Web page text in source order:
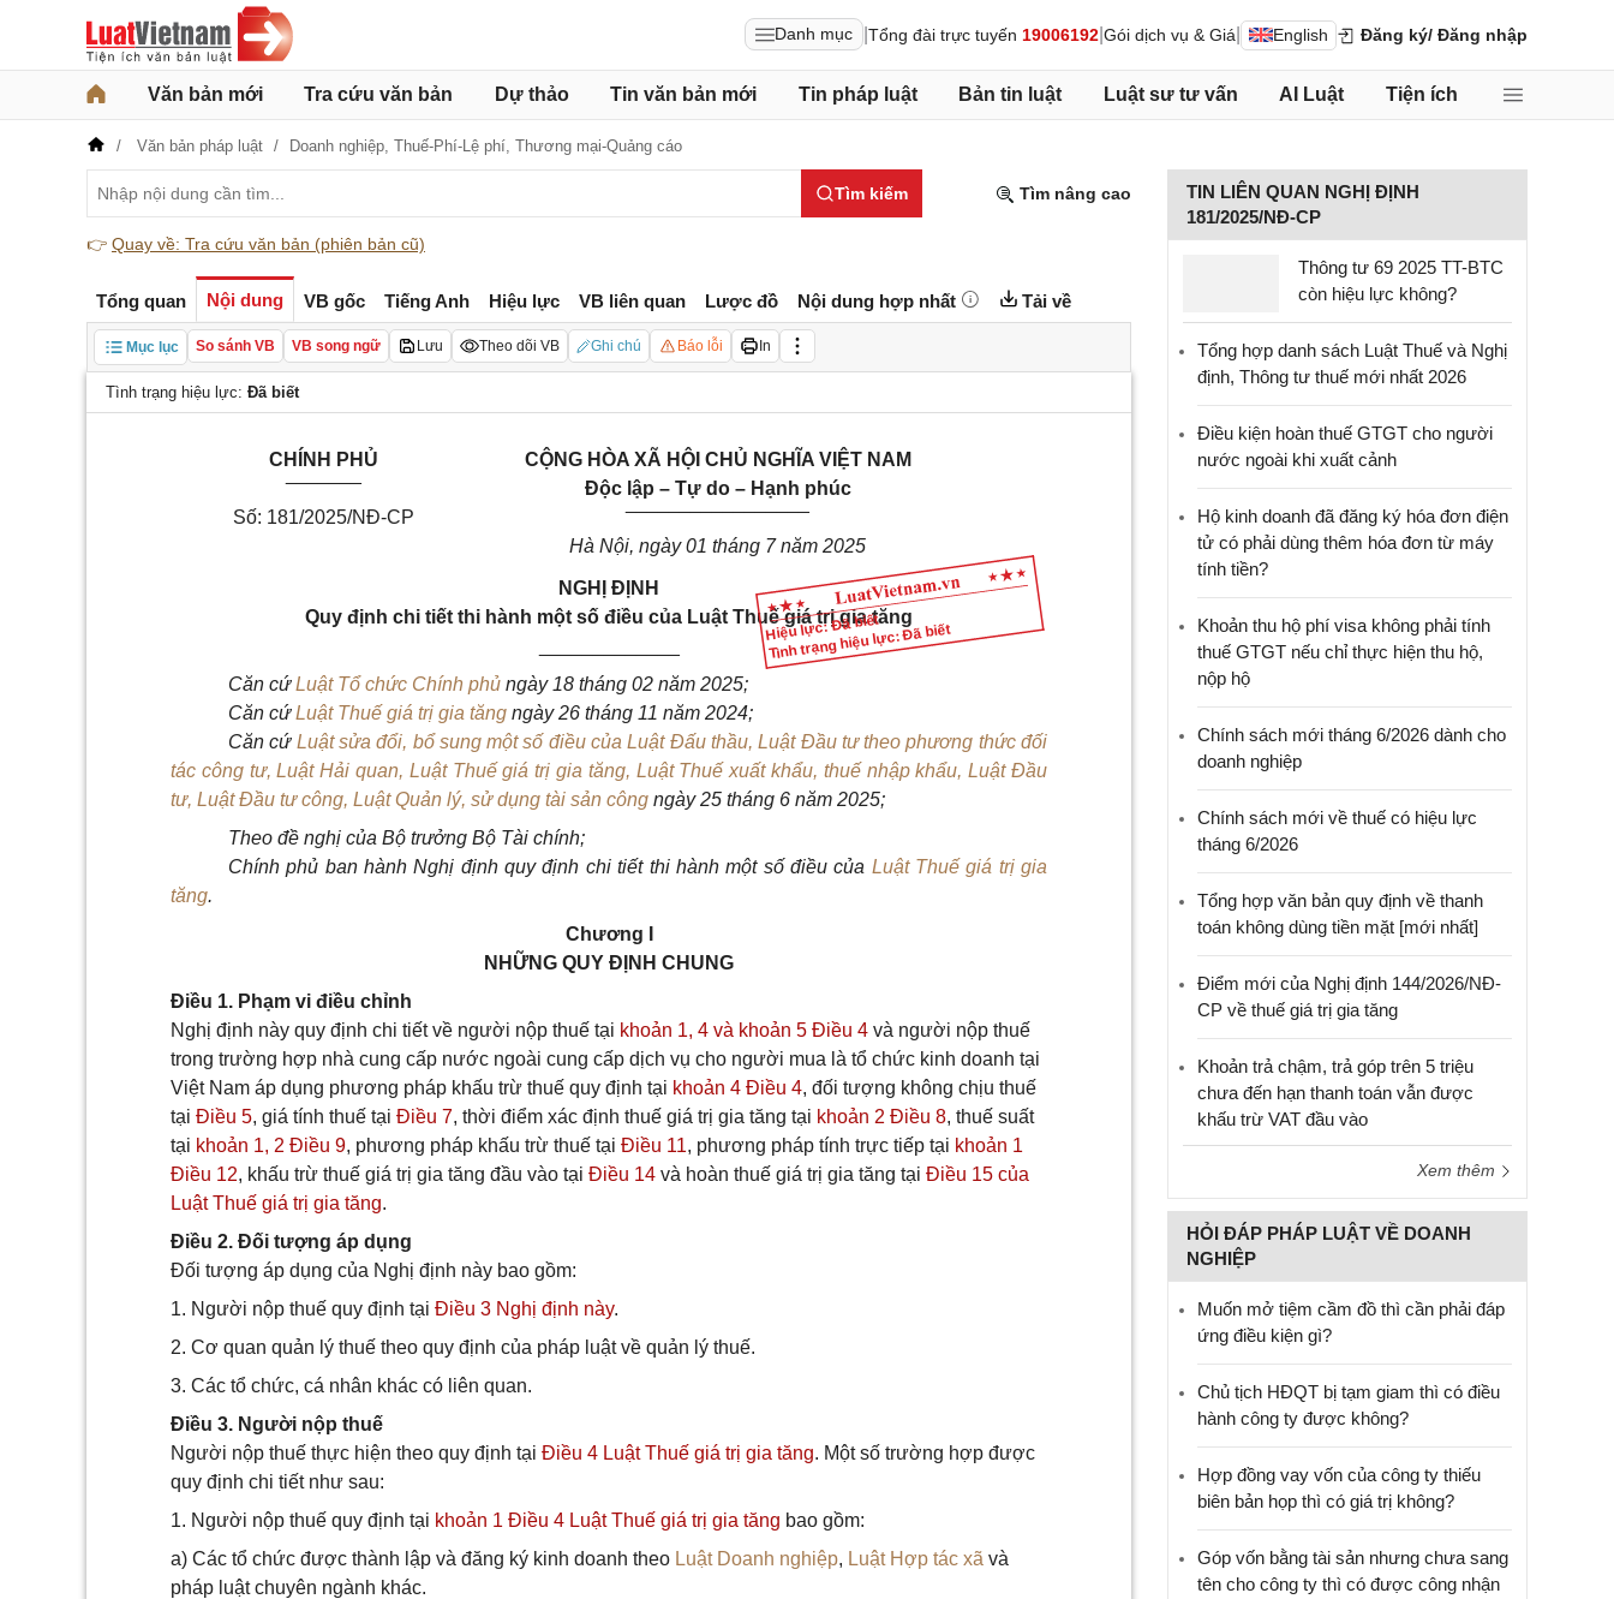
Danh mục Tổng đài trực tuyến 19006192 Gói dịch vụ & Giá English Đăng ký/ Đăng nhập
Văn bản mới Tra cứu văn bản Dự thảo Tin văn bản mới Tin pháp luật Bản tin luật Luật sư tư vấn AI Luật Tiện ích
Văn bản pháp luật Doanh nghiệp, Thuế-Phí-Lệ phí, Thương mại-Quảng cáo
Tìm kiếm Tìm nâng cao
👉 Quay về: Tra cứu văn bản (phiên bản cũ)
Tổng quan Nội dung VB gốc Tiếng Anh Hiệu lực VB liên quan Lược đồ Nội dung hợp nhất Tải về
Mục lục So sánh VB VB song ngữ Lưu Theo dõi VB Ghi chú Báo lỗi In
Tình trạng hiệu lực: Đã biết
Hiệu lực: Đã biết
Tình trạng hiệu lực: Đã biết
CHÍNH PHỦ
Số: 181/2025/NĐ-CP
CỘNG HÒA XÃ HỘI CHỦ NGHĨA VIỆT NAM
Độc lập – Tự do – Hạnh phúc
_________________
Hà Nội, ngày 01 tháng 7 năm 2025
NGHỊ ĐỊNH
Quy định chi tiết thi hành một số điều của Luật Thuế giá trị gia tăng
Căn cứLuật Tổ chức Chính phủ ngày 18 tháng 02 năm 2025;
Căn cứLuật Thuế giá trị gia tăng ngày 26 tháng 11 năm 2024;
Căn cứ Luật sửa đổi, bổ sung một số điều của Luật Đấu thầu, Luật Đầu tư theo phương thức đối
tác công tư, Luật Hải quan, Luật Thuế giá trị gia tăng, Luật Thuế xuất khẩu, thuế nhập khẩu, Luật Đầu
tư, Luật Đầu tư công, Luật Quản lý, sử dụng tài sản công ngày 25 tháng 6 năm 2025;
Theo đề nghị của Bộ trưởng Bộ Tài chính;
Chính phủ ban hành Nghị định quy định chi tiết thi hành một số điều của Luật Thuế giá trị gia
tăng.
Chương I
NHỮNG QUY ĐỊNH CHUNG
Điều 1. Phạm vi điều chỉnh
Nghị định này quy định chi tiết về người nộp thuế tại khoản 1, 4 và khoản 5 Điều 4 và người nộp thuế
trong trường hợp nhà cung cấp nước ngoài cung cấp dịch vụ cho người mua là tổ chức kinh doanh tại
Việt Nam áp dụng phương pháp khấu trừ thuế quy định tại khoản 4 Điều 4, đối tượng không chịu thuế
tại Điều 5, giá tính thuế tại Điều 7, thời điểm xác định thuế giá trị gia tăng tại khoản 2 Điều 8, thuế suất
tại khoản 1, 2 Điều 9, phương pháp khấu trừ thuế tại Điều 11, phương pháp tính trực tiếp tại khoản 1
Điều 12, khấu trừ thuế giá trị gia tăng đầu vào tại Điều 14 và hoàn thuế giá trị gia tăng tại Điều 15 của
Luật Thuế giá trị gia tăng.
Điều 2. Đối tượng áp dụng
Đối tượng áp dụng của Nghị định này bao gồm:
1. Người nộp thuế quy định tại Điều 3 Nghị định này.
2. Cơ quan quản lý thuế theo quy định của pháp luật về quản lý thuế.
3. Các tổ chức, cá nhân khác có liên quan.
Điều 3. Người nộp thuế
Người nộp thuế thực hiện theo quy định tại Điều 4 Luật Thuế giá trị gia tăng. Một số trường hợp được
quy định chi tiết như sau:
1. Người nộp thuế quy định tại khoản 1 Điều 4 Luật Thuế giá trị gia tăng bao gồm:
a) Các tổ chức được thành lập và đăng ký kinh doanh theo Luật Doanh nghiệp, Luật Hợp tác xã và
pháp luật chuyên ngành khác.
TIN LIÊN QUAN NGHỊ ĐỊNH
181/2025/NĐ-CP
Thông tư 69 2025 TT-BTC
còn hiệu lực không?
Tổng hợp danh sách Luật Thuế và Nghị
định, Thông tư thuế mới nhất 2026
Điều kiện hoàn thuế GTGT cho người
nước ngoài khi xuất cảnh
Hộ kinh doanh đã đăng ký hóa đơn điện
tử có phải dùng thêm hóa đơn từ máy
tính tiền?
Khoản thu hộ phí visa không phải tính
thuế GTGT nếu chỉ thực hiện thu hộ,
nộp hộ
Chính sách mới tháng 6/2026 dành cho
doanh nghiệp
Chính sách mới về thuế có hiệu lực
tháng 6/2026
Tổng hợp văn bản quy định về thanh
toán không dùng tiền mặt [mới nhất]
Điểm mới của Nghị định 144/2026/NĐ-
CP về thuế giá trị gia tăng
Khoản trả chậm, trả góp trên 5 triệu
chưa đến hạn thanh toán vẫn được
khấu trừ VAT đầu vào
Xem thêm
HỎI ĐÁP PHÁP LUẬT VỀ DOANH
NGHIỆP
Muốn mở tiệm cầm đồ thì cần phải đáp
ứng điều kiện gì?
Chủ tịch HĐQT bị tạm giam thì có điều
hành công ty được không?
Hợp đồng vay vốn của công ty thiếu
biên bản họp thì có giá trị không?
Góp vốn bằng tài sản nhưng chưa sang
tên cho công ty thì có được công nhận